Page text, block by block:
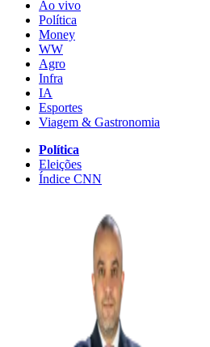
Ao vivo
Política
Money
WW
Agro
Infra
IA
Esportes
Viagem & Gastronomia
Política
Eleições
Índice CNN